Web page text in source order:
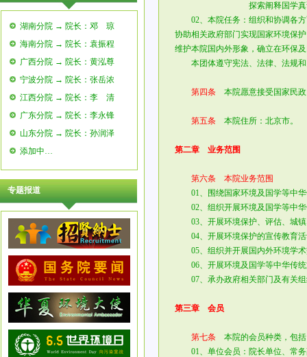
湖南分院 → 院长：邓 琼
海南分院 → 院长：袁振程
广西分院 → 院长：黄泓尊
宁波分院 → 院长：张岳浓
江西分院 → 院长：李 清
广东分院 → 院长：李永锋
山东分院 → 院长：孙润泽
添加中…
专题报道
探索阐释国学真谛、弘
02、本院任务：组织和协调各方
协助相关政府部门实现国家环境保
维护本院国内外形象，确立在环保
本团体遵守宪法、法律、法规和
第四条 本院愿意接受国家民
第五条 本院住所：北京市。
第二章 业务范围
第六条 本院业务范围
01、围绕国家环境及国学等中华
02、组织开展环境及国学等中华
03、开展环境保护、评估、城镇
04、开展环境保护的宣传教育活
05、组织并开展国内外环境学术
06、开展环境及国学等中华传统
07、承办政府相关部门及有关组
第三章 会员
第七条 本院的会员种类，包
01、单位会员：院长单位、常务